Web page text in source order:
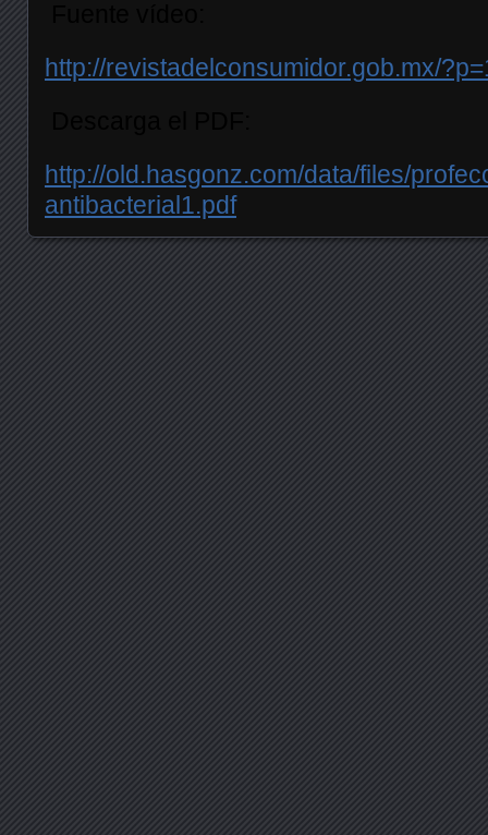
http://revistadelconsumidor.gob.mx/
http://old.hasgonz.com/data/files/
antibacterial1.pdf